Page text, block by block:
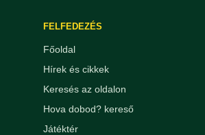
FELFEDEZÉS
Főoldal
Hírek és cikkek
Keresés az oldalon
Hova dobod? kereső
Játéktér